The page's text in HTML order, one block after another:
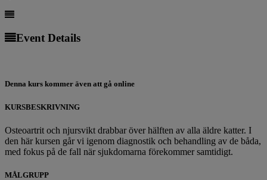
Event Details
Denna kurs kommer även att gå online
KURSBESKRIVNING
Osteoartrit och njursvikt drabbar över hälften av alla äldre katter. I
den här kursen går vi igenom diagnostik och behandling av de båda,
med fokus på de fall när sjukdomarna förekommer samtidigt.
MÅLGRUPP